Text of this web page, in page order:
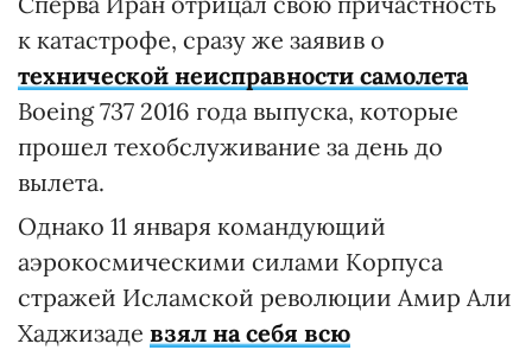
к катастрофе, сразу же заявив о
технической неисправности самолета
Boeing 737 2016 года выпуска, которые
прошел техобслуживание за день до
вылета.
Однако 11 января командующий
аэрокосмическими силами Корпуса
стражей Исламской революции Амир Али
Хаджизаде взял на себя всю